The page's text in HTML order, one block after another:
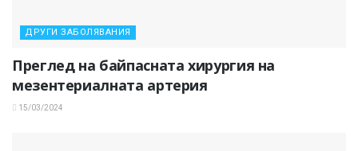
ДРУГИ ЗАБОЛЯВАНИЯ
Преглед на байпасната хирургия на
мезентериалната артерия
15/03/2024